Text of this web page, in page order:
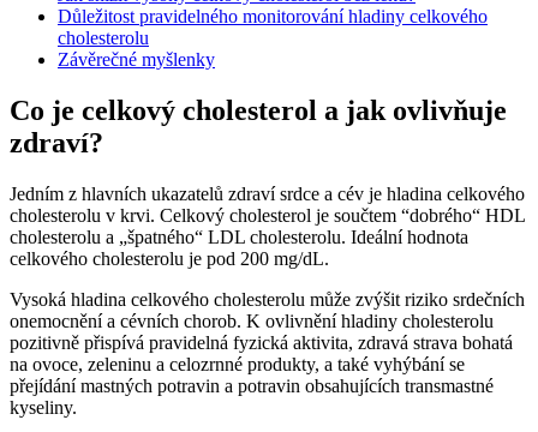
Důležitost pravidelného monitorování hladiny ​celkového‍
cholesterolu
Závěrečné myšlenky
Co je celkový cholesterol ​a jak ovlivňuje⁢
zdraví?
Jedním⁣ z hlavních ukazatelů zdraví‌ srdce ⁢a cév je ‌hladina celkového‍
cholesterolu v krvi. Celkový cholesterol je ‍součtem ⁣“dobrého“ ​HDL
cholesterolu a „špatného“ LDL cholesterolu. Ideální hodnota
celkového cholesterolu​ je pod 200⁢ mg/dL.
Vysoká hladina‌ celkového cholesterolu může ⁣zvýšit riziko srdečních
onemocnění ‍a cévních chorob. K ovlivnění‍ hladiny ⁤cholesterolu‌
pozitivně přispívá ⁣pravidelná fyzická aktivita, zdravá strava ‌bohatá
na ovoce, zeleninu ​a celozrnné ⁣produkty, a také vyhýbání se
přejídání mastných‍ potravin⁤ a‌ potravin obsahujících ⁢transmastné
⁤kyseliny.